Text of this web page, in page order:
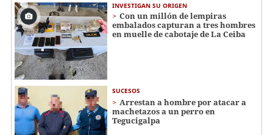
INVESTIGAN SU ORIGEN
Con un millón de lempiras
embalados capturan a tres hombres
en muelle de cabotaje de La Ceiba
SUCESOS
Arrestan a hombre por atacar a
machetazos a un perro en
Tegucigalpa